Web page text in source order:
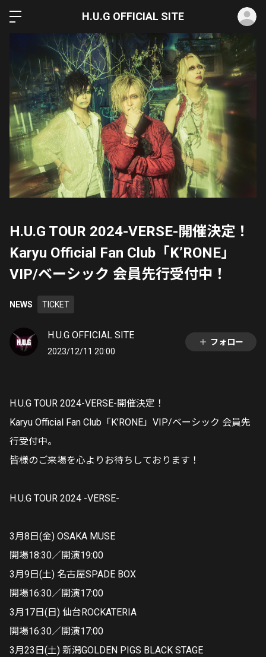
H.U.G OFFICIAL SITE
H.U.G TOUR 2024-VERSE-開催決定！
Karyu Official Fan Club「K’RONE」
VIP/ベーシック 会員先行受付中！
NEWS TICKET
H.U.G OFFICIAL SITE
2023/12/11 20:00
フォロー
H.U.G TOUR 2024-VERSE-開催決定！
Karyu Official Fan Club「K’RONE」VIP/ベーシック 会員先
行受付中。
皆様のご来場を心よりお待ちしております！
H.U.G TOUR 2024 -VERSE-
3月8日(金) OSAKA MUSE
開場18:30／開演19:00
3月9日(土) 名古屋SPADE BOX
開場16:30／開演17:00
3月17日(日) 仙台ROCKATERIA
開場16:30／開演17:00
3月23日(土) 新潟GOLDEN PIGS BLACK STAGE